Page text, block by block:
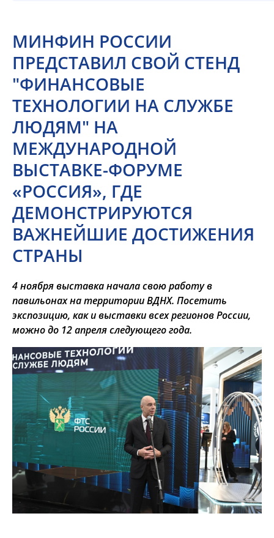
МИНФИН РОССИИ
ПРЕДСТАВИЛ СВОЙ СТЕНД
"ФИНАНСОВЫЕ
ТЕХНОЛОГИИ НА СЛУЖБЕ
ЛЮДЯМ" НА
МЕЖДУНАРОДНОЙ
ВЫСТАВКЕ-ФОРУМЕ
«РОССИЯ», ГДЕ
ДЕМОНСТРИРУЮТСЯ
ВАЖНЕЙШИЕ ДОСТИЖЕНИЯ
СТРАНЫ
4 ноября выставка начала свою работу в
павильонах на территории ВДНХ. Посетить
экспозицию, как и выставки всех регионов России,
можно до 12 апреля следующего года.